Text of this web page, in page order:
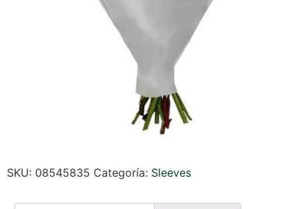
SKU: 08545835 Categoría: Sleeves